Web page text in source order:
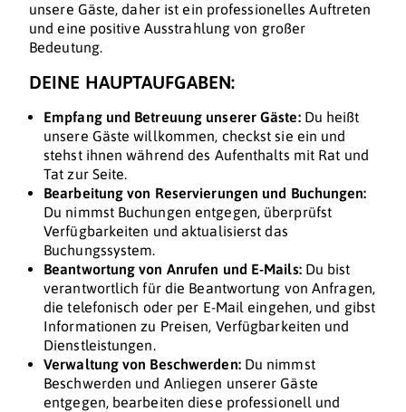
unsere Gäste, daher ist ein professionelles Auftreten
und eine positive Ausstrahlung von großer
Bedeutung.
DEINE HAUPTAUFGABEN:
Empfang und Betreuung unserer Gäste:Du heißt
unsere Gäste willkommen, checkst sie ein und
stehst ihnen während des Aufenthalts mit Rat und
Tat zur Seite.
Bearbeitung von Reservierungen und Buchungen:
Du nimmst Buchungen entgegen, überprüfst
Verfügbarkeiten und aktualisierst das
Buchungssystem.
Beantwortung von Anrufen und E-Mails:Du bist
verantwortlich für die Beantwortung von Anfragen,
die telefonisch oder per E-Mail eingehen, und gibst
Informationen zu Preisen, Verfügbarkeiten und
Dienstleistungen.
Verwaltung von Beschwerden:Du nimmst
Beschwerden und Anliegen unserer Gäste
entgegen, bearbeiten diese professionell und